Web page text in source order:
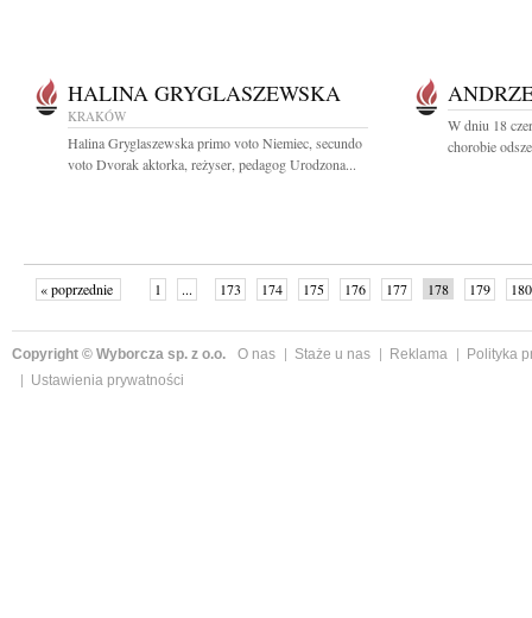
HALINA GRYGLASZEWSKA
KRAKÓW
Halina Gryglaszewska primo voto Niemiec, secundo
voto Dvorak aktorka, reżyser, pedagog Urodzona...
W dniu 18
chorobie
« poprzednie 1 ... 173 174 175 176 177 178 179
180
Copyright © Wyborcza sp. z o.o. O nas Staże u nas Reklama
Polityka
Ustawienia prywatności